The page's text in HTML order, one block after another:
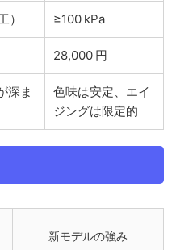
） ≥100 kPa
28,000 円
深ま
色味は安定、エイ
ジングは限定的
新モデルの強み